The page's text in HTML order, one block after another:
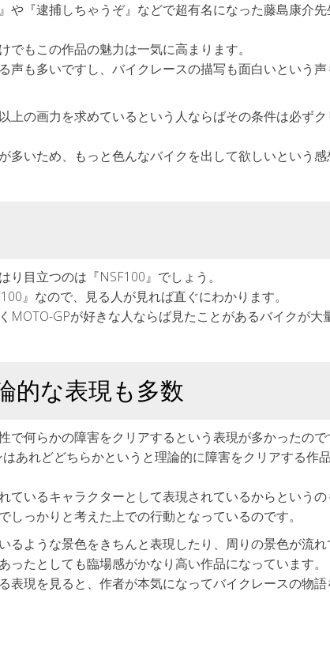
や『逮捕しちゃうぞ』などで超有名になった藤島康介先
もこの作品の魅力は一気に高まります。
声も多いですし、バイクレースの描写も面白いという声
上の画力を求めているという人ならばその条件は必ずク
多いため、もっと色んなバイクを出して欲しいという感
目立つのは『NSF100』でしょう。
』なので、見る人が見れば直ぐにわかります。
GPが好きな人ならば見たことがあるバイクが大
的な表現も多数
で何らかの障害をクリアするという表現が多かったの
あれどどちらかというと理論的に障害をクリアする作
ているキャラクターとして表現されているからというの
っかりと考えた上での行動となっているのです。
るような景色をきちんと表現したり、周りの景色が流れ
たとしても臨場感がかなり高い作品になっています。
表現を見ると、作者が本気になってバイクレースの物